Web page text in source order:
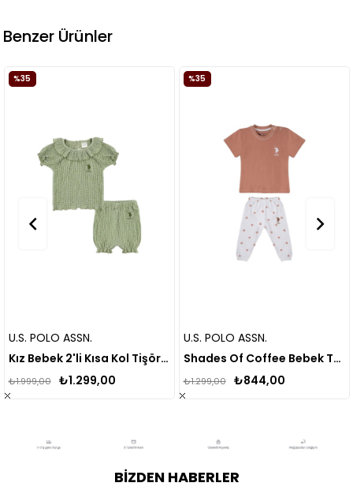
Benzer Ürünler
ASSN.
Kız Bebek 2'li Kısa Kol Tişört Takım USB2009
₺1.299,00
U.S. POLO ASSN.
Shades Of Coffee Bebek Tshirt Takım USB1217
₺844,00
BIZDEN HABERLER